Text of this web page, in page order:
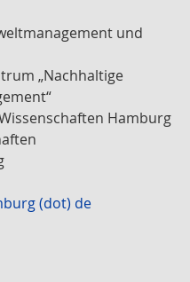
und
„Nachhaltige
Hamburg
(dot) de